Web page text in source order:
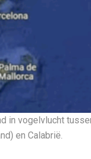
in vogelvlucht
en Calabrië.